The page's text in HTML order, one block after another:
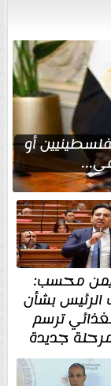
أو
أيمن محسب:
بشأن
ترسم
جديدة